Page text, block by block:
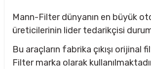
Mann-Filter dünyanın en büyük
üreticilerinin lider tedarikçisi
Bu araçların fabrika çıkışı orijinal
Filter marka olarak